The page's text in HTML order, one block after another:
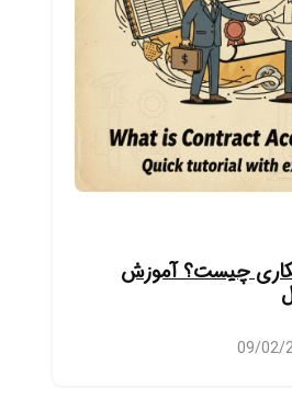
چیست؟ آموزش
09/02/